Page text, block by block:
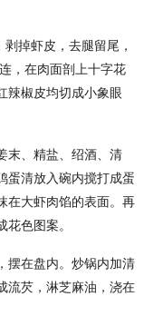
掉虾皮，去腿留尾，
，在肉面剖上十字花
辣椒皮均切成小象眼
末、精盐、绍酒、清
蛋清放入碗内搅打成蛋
在大虾肉馅的表面。再
色图案。
摆在盘内。炒锅内加清
流芡，淋芝麻油，浇在